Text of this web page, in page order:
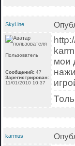
SkyLine
Пользователь
Сообщений: 47
Зарегистрирован:
11/01/2010 10:37
мои
karmus